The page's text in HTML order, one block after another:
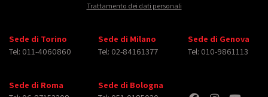
Trattamento dei dati personali
Sede di Torino
Tel: 011-4060860
Sede di Milano
Tel: 02-84161377
Sede di Genova
Tel: 010-9861113
Sede di Roma
Sede di Bologna